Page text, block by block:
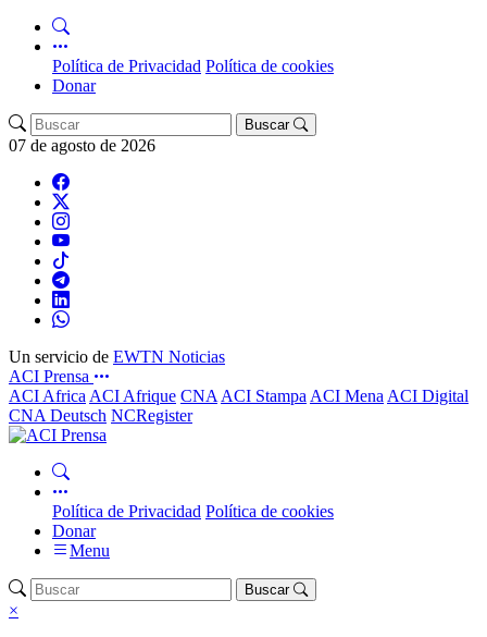
Política de Privacidad Política de cookies
Donar
Buscar
07 de agosto de 2026
Un servicio de EWTN Noticias
ACI Prensa
ACI Africa ACI Afrique CNA ACI Stampa ACI Mena ACI Digital
CNA Deutsch NCRegister
Política de Privacidad Política de cookies
Donar
Menu
Buscar
×